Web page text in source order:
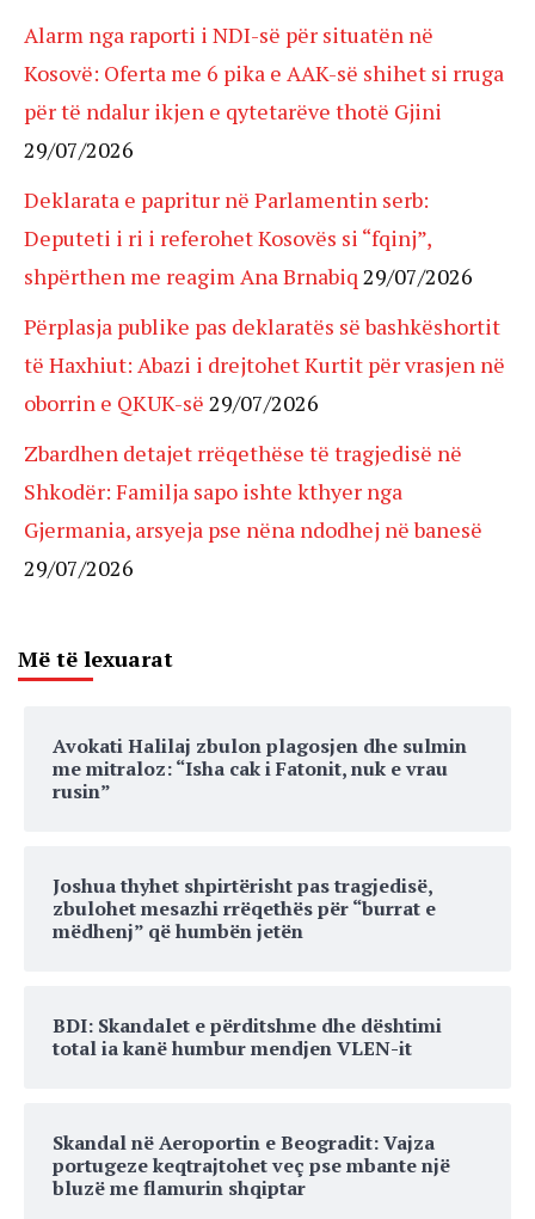
Alarm nga raporti i NDI-së për situatën në
Kosovë: Oferta me 6 pika e AAK-së shihet si rruga
për të ndalur ikjen e qytetarëve thotë Gjini
29/07/2026
Deklarata e papritur në Parlamentin serb:
Deputeti i ri i referohet Kosovës si “fqinj”,
shpërthen me reagim Ana Brnabiq 29/07/2026
Përplasja publike pas deklaratës së bashkëshortit
të Haxhiut: Abazi i drejtohet Kurtit për vrasjen në
oborrin e QKUK-së 29/07/2026
Zbardhen detajet rrëqethëse të tragjedisë në
Shkodër: Familja sapo ishte kthyer nga
Gjermania, arsyeja pse nëna ndodhej në banesë
29/07/2026
Më të lexuarat
Avokati Halilaj zbulon plagosjen dhe sulmin
me mitraloz: “Isha cak i Fatonit, nuk e vrau
rusin”
Joshua thyhet shpirtërisht pas tragjedisë,
zbulohet mesazhi rrëqethës për “burrat e
mëdhenj” që humbën jetën
BDI: Skandalet e përditshme dhe dështimi
total ia kanë humbur mendjen VLEN-it
Skandal në Aeroportin e Beogradit: Vajza
portugeze keqtrajtohet veç pse mbante një
bluzë me flamurin shqiptar